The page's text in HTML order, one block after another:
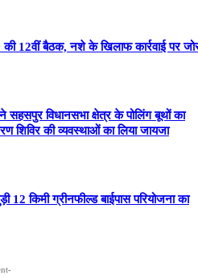
12वीं बैठक, नशे के खिलाफ कार्रवाई पर
ने सहसपुर विधानसभा क्षेत्र के पोलिंग बूथों का
शिविर की व्यवस्थाओं का लिया जायजा
12 किमी ग्रीनफील्ड बाईपास परियोजना का